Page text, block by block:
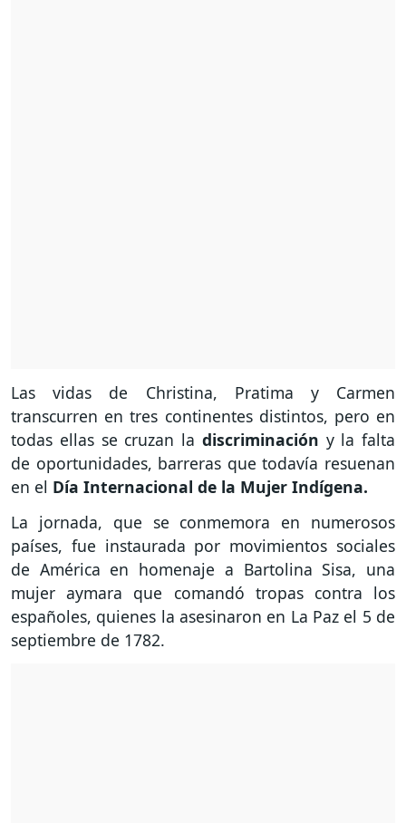
Las vidas de Christina, Pratima y Carmen
transcurren en tres continentes distintos, pero en
todas ellas se cruzan la discriminación y la falta
de oportunidades, barreras que todavía resuenan
en el Día Internacional de la Mujer Indígena.
La jornada, que se conmemora en numerosos
países, fue instaurada por movimientos sociales
de América en homenaje a Bartolina Sisa, una
mujer aymara que comandó tropas contra los
españoles, quienes la asesinaron en La Paz el 5 de
septiembre de 1782.